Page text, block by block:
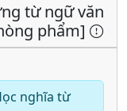
từ ngữ văn
phẩm]
nghĩa từ